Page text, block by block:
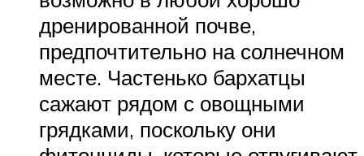
дренированной почве,
предпочтительно на солнечном
месте. Частенько бархатцы
сажают рядом с овощными
грядками, поскольку они